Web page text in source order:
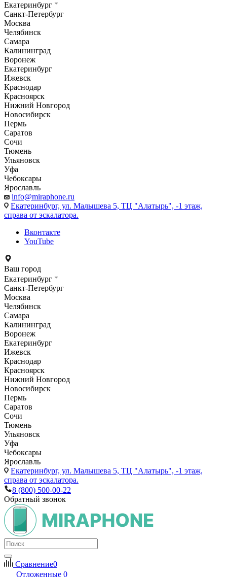
Екатеринбург
Санкт-Петербург
Москва
Челябинск
Самара
Калининград
Воронеж
Екатеринбург
Ижевск
Краснодар
Красноярск
Нижний Новгород
Новосибирск
Пермь
Саратов
Сочи
Тюмень
Ульяновск
Уфа
Чебоксары
Ярославль
info@miraphone.ru
Екатеринбург, ул. Малышева 5, ТЦ "Алатырь", -1 этаж,
справа от эскалатора.
Вконтакте
YouTube
Ваш город
Екатеринбург
Санкт-Петербург
Москва
Челябинск
Самара
Калининград
Воронеж
Екатеринбург
Ижевск
Краснодар
Красноярск
Нижний Новгород
Новосибирск
Пермь
Саратов
Сочи
Тюмень
Ульяновск
Уфа
Чебоксары
Ярославль
Екатеринбург, ул. Малышева 5, ТЦ "Алатырь", -1 этаж,
справа от эскалатора.
8 (800) 500-00-22
Обратный звонок
Сравнение0
Отложенные 0